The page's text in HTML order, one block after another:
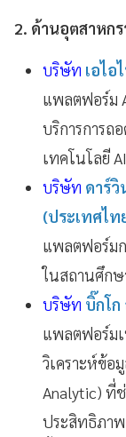
2. ด้านอุตสาหก
บริษัท เอไอ
แพลตฟอร์ม
บริการการถ
เทคโนโลยี AI
บริษัท ดาร์
(ประเทศไ
แพลตฟอร์ม
ในสถานศึกษ
บริษัท บิ๊กโ
แพลตฟอร์ม
วิเคราะห์ข้อ
Analytic) ที่
ประสิทธิภาพ